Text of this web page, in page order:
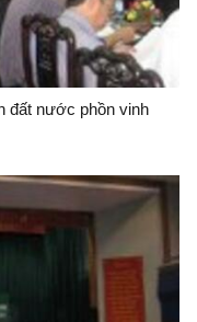
đất nước phồn vinh